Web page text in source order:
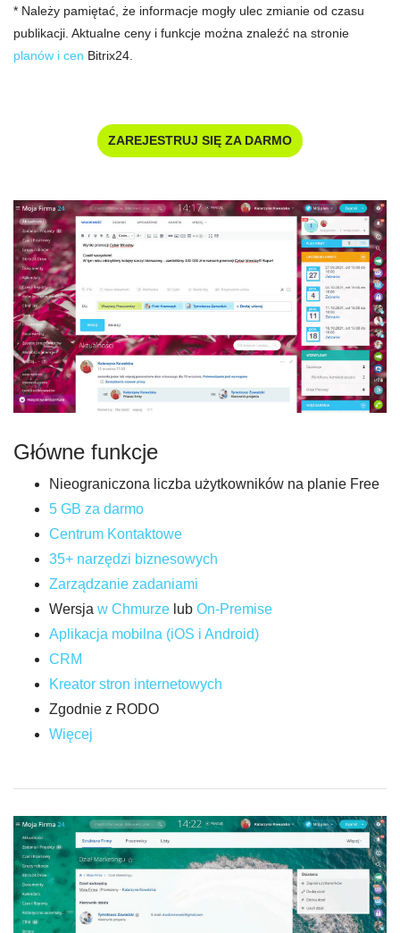
* Należy pamiętać, że informacje mogły ulec zmianie od czasu
publikacji. Aktualne ceny i funkcje można znaleźć na stronie
planów i cen Bitrix24.
ZAREJESTRUJ SIĘ ZA DARMO
Główne funkcje
Nieograniczona liczba użytkowników na planie Free
5 GB za darmo
Centrum Kontaktowe
35+ narzędzi biznesowych
Zarządzanie zadaniami
Wersja w Chmurze lub On-Premise
Aplikacja mobilna (iOS i Android)
CRM
Kreator stron internetowych
Zgodnie z RODO
Więcej